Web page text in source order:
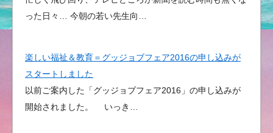
った日々… 今朝の若い先生向…
楽しい福祉＆教育＝グッジョブフェア2016の申し込みが
スタートしました
以前ご案内した「グッジョブフェア2016」の申し込みが
開始されました。 いっき…